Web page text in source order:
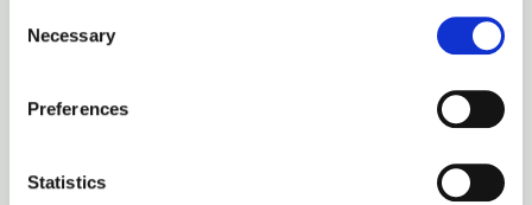
Selection
Necessary
Preferences
Statistics
Textvorschlag:
Beiträge auf dieser Website können
verhalten sich exakt so, als ob der Besucher die andere